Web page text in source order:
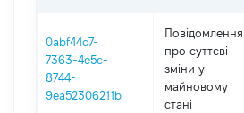
0abf44c7-
7363-4e5c-
8744-
9ea52306211b
Повідомлення
про суттєві
зміни y
майновому
стані